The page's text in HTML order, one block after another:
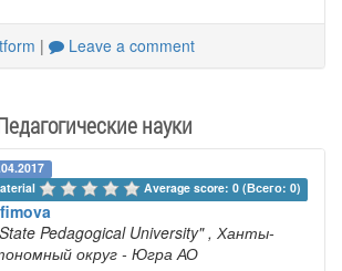
| Leave a comment
науки
Average score: 0 (Всего: 0)
Pedagogical University" , Ханты-
округ - Югра АО